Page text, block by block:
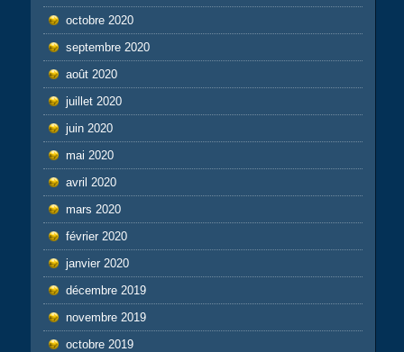
octobre 2020
septembre 2020
août 2020
juillet 2020
juin 2020
mai 2020
avril 2020
mars 2020
février 2020
janvier 2020
décembre 2019
novembre 2019
octobre 2019